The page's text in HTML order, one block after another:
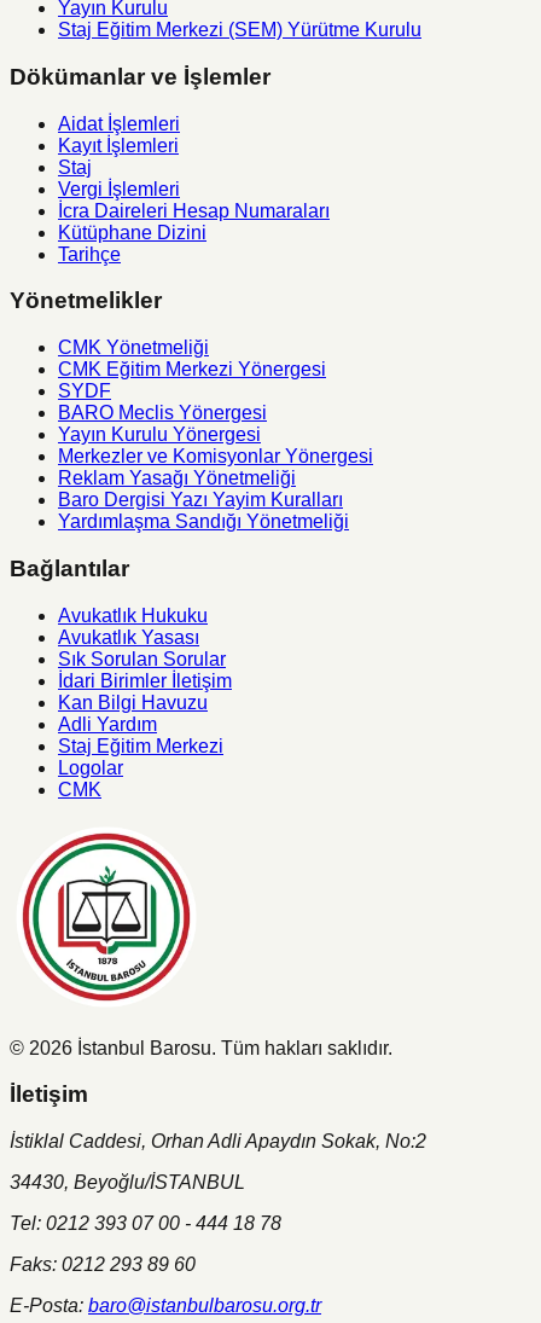
Yayın Kurulu
Staj Eğitim Merkezi (SEM) Yürütme Kurulu
Dökümanlar ve İşlemler
Aidat İşlemleri
Kayıt İşlemleri
Staj
Vergi İşlemleri
İcra Daireleri Hesap Numaraları
Kütüphane Dizini
Tarihçe
Yönetmelikler
CMK Yönetmeliği
CMK Eğitim Merkezi Yönergesi
SYDF
BARO Meclis Yönergesi
Yayın Kurulu Yönergesi
Merkezler ve Komisyonlar Yönergesi
Reklam Yasağı Yönetmeliği
Baro Dergisi Yazı Yayim Kuralları
Yardımlaşma Sandığı Yönetmeliği
Bağlantılar
Avukatlık Hukuku
Avukatlık Yasası
Sık Sorulan Sorular
İdari Birimler İletişim
Kan Bilgi Havuzu
Adli Yardım
Staj Eğitim Merkezi
Logolar
CMK
© 2026 İstanbul Barosu. Tüm hakları saklıdır.
İletişim
İstiklal Caddesi, Orhan Adli Apaydın Sokak, No:2
34430, Beyoğlu/İSTANBUL
Tel: 0212 393 07 00 - 444 18 78
Faks: 0212 293 89 60
E-Posta: baro@istanbulbarosu.org.tr